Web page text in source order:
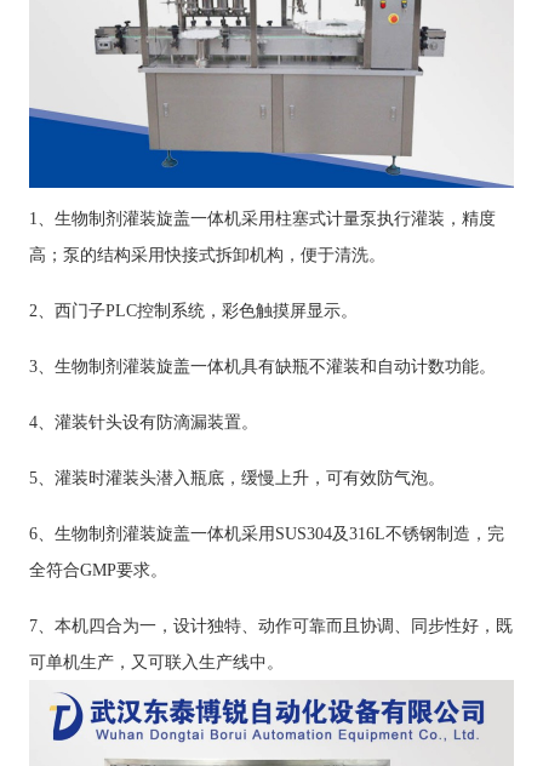
1、生物制剂灌装旋盖一体机采用柱塞式计量泵执行灌装，精度
高；泵的结构采用快接式拆卸机构，便于清洗。
2、西门子PLC控制系统，彩色触摸屏显示。
3、生物制剂灌装旋盖一体机具有缺瓶不灌装和自动计数功能。
4、灌装针头设有防滴漏装置。
5、灌装时灌装头潜入瓶底，缓慢上升，可有效防气泡。
6、生物制剂灌装旋盖一体机采用SUS304及316L不锈钢制造，完
全符合GMP要求。
7、本机四合为一，设计独特、动作可靠而且协调、同步性好，既
可单机生产，又可联入生产线中。